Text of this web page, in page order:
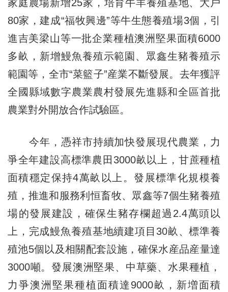
家庭農場新增25家，培育牛羊養殖基地、大戶
80家，建成“福牧興邊”等牛生態養殖場3個，引
進吉美梁山等一批企業種植澳洲堅果面積6000
多畝，新增鰻魚養殖示範園、眾鑫生豬養殖示
範園等，全市“菜籃子”産業不斷發展。去年獲評
全國縣域數字農業農村發展先進縣和全區首批
農業對外開放合作試驗區。
今年，憑祥市持續加快發展現代農業，力
爭全年建設高標準農田3000畝以上，甘蔗種植
面積穩定保持4萬畝以上。發展標準化規模養
殖，推進和服務利恒畜牧、眾鑫等7個生豬養殖
場的發展建設，確保生豬存欄超過2.4萬頭以
上，完成鰻魚養殖基地續建項目30畝、標準養
殖池5個以及相關配套設施，確保水産品産量達
3000噸。發展澳洲堅果、中草藥、水果種植，
力爭澳洲堅果種植面積達9000畝，新増面積